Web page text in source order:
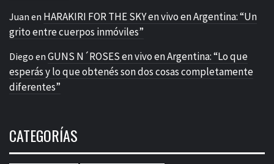
Juan en HARAKIRI FOR THE SKY en vivo en Argentina: “Un
grito entre cuerpos inmóviles”
Diego en GUNS N´ROSES en vivo en Argentina: “Lo que
esperás y lo que obtenés son dos cosas completamente
diferentes”
CATEGORÍAS